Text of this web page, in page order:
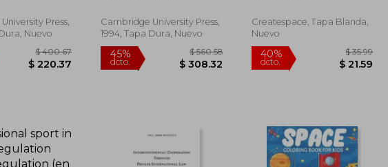
Press,
Nuevo
Cambridge University Press,
1994, Tapa Dura, Nuevo
Createspace, Tapa Blanda,
Nuevo